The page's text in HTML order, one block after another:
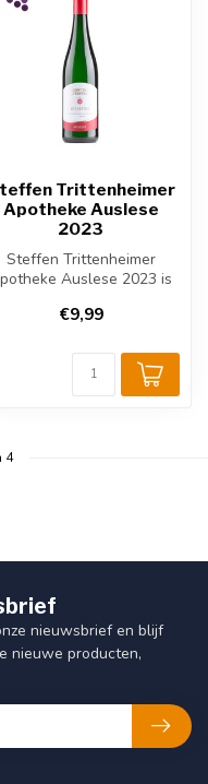
Trittenheimer
Apotheke Auslese
2023
Steffen Trittenheimer
Auslese 2023 is
uit d...
€9,99
4
nieuwsbrief en blijf
nieuwe producten,